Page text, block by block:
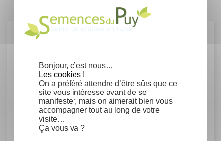
Bonjour, c’est nous…
Les cookies !
On a préféré attendre d’être sûrs que ce
site vous intéresse avant de se
manifester, mais on aimerait bien vous
accompagner tout au long de votre
visite…
Ça vous va ?
Détails du produit
Fiche technique
Conseils de semis
Stratification froide à 3-5°C pendant 90
jours. Puis semis en terrines sur un
mélange à parts égales de sable/tourbe